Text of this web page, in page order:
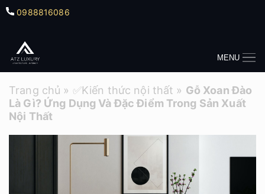
0988816086
MENU
Trang chủ » ✅Kiến thức nội thất » Gỗ Xoan Đào
Là Gì? Ứng Dụng Và Đặc Điểm Trong Sản Xuất
Nội Thất